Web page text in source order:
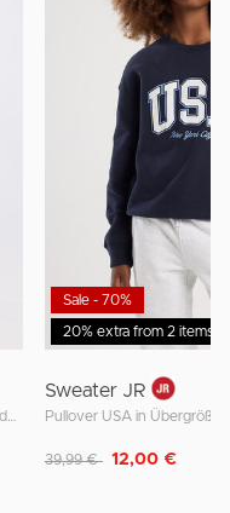
20% extra from 2 items
Sale - 70%
Sweater JR
Pullover USA in Übergröße
Reduziert von
39,99 € auf
12,00 €